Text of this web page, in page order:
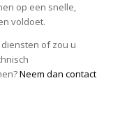
op een snelle,
voldoet.
of zou u
Neem dan contact